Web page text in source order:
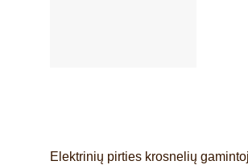
Elektrinių pirties krosnelių